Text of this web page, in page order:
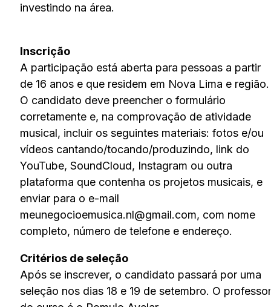
investindo na área.
Inscrição
A participação está aberta para pessoas a partir
de 16 anos e que residem em Nova Lima e região.
O candidato deve preencher o formulário
corretamente e, na comprovação de atividade
musical, incluir os seguintes materiais: fotos e/ou
vídeos cantando/tocando/produzindo, link do
YouTube, SoundCloud, Instagram ou outra
plataforma que contenha os projetos musicais, e
enviar para o e-mail
meunegocioemusica.nl@gmail.com, com nome
completo, número de telefone e endereço.
Critérios de seleção
Após se inscrever, o candidato passará por uma
seleção nos dias 18 e 19 de setembro. O professor